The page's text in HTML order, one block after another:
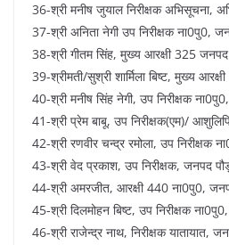
36-श्री मनीष जुयाल निरीक्षक अभिसूचना,
37-श्री अनिता नेगी उप निरीक्षक ना0पु0,
38-श्री गीतम सिंह, मुख्य आरक्षी 325 जनपद
39-श्रीमती/सुश्री शार्मिला बिष्ट, मुख्य
40-श्री मनीष सिंह नेगी, उप निरीक्षक
41-श्री प्रेम बाबू, उप निरीक्षक(एम)/
42-श्री रणवीर चन्द्र रमोला, उप निरीक्षक
43-श्री वेद प्रकाश, उप निरीक्षक, जनपद
44-श्री अमरजीत, आरक्षी 440 ना0पु0,
45-श्री दिलमोहन बिष्ट, उप निरीक्षक
46-श्री राजेन्द्र नाथ, निरीक्षक यातायात,